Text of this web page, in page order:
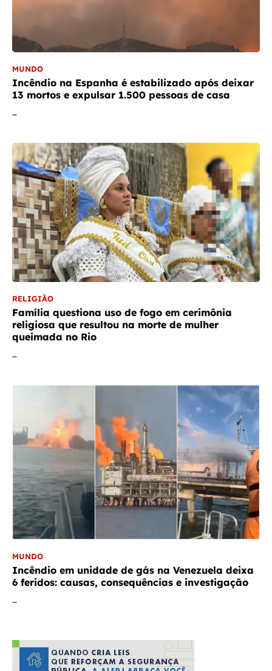
MUNDO
Incêndio na Espanha é estabilizado após deixar
13 mortos e expulsar 1.500 pessoas de casa
…
RELIGIÃO
Família questiona uso de fogo em cerimônia
religiosa que resultou na morte de mulher
queimada no Rio
…
MUNDO
Incêndio em unidade de gás na Venezuela deixa
6 feridos: causas, consequências e investigação
…